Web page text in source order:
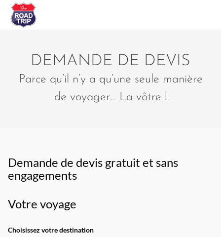
DEMANDE DE DEVIS
Parce qu’il n’y a qu’une seule manière
de voyager… La vôtre !
Demande de devis gratuit et sans
engagements
Votre voyage
Choisissez votre destination